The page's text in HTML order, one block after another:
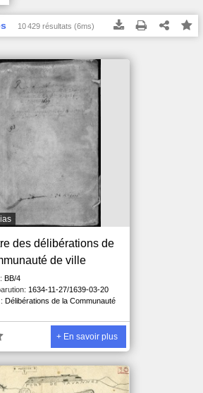
10 429 résultats (6ms)
des délibérations de
de ville
BB/4
1634-11-27/1639-03-20
Délibérations de la Communauté
+ En savoir plus